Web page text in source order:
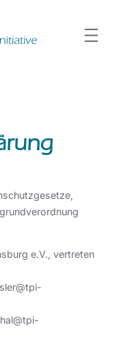
e.V., vertreten